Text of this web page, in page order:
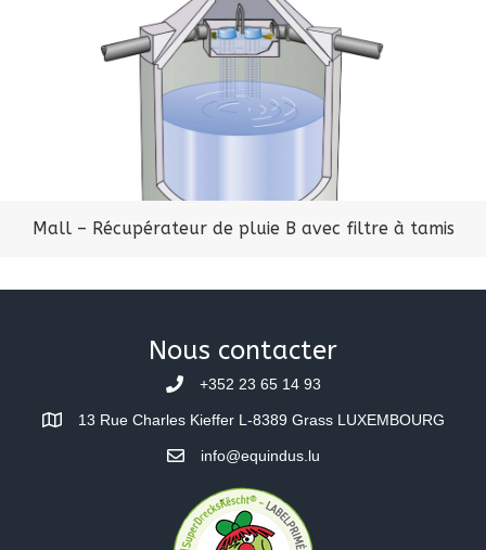
Mall – Récupérateur de pluie B avec filtre à tamis
Nous contacter
+352 23 65 14 93
13 Rue Charles Kieffer L-8389 Grass LUXEMBOURG
info@equindus.lu